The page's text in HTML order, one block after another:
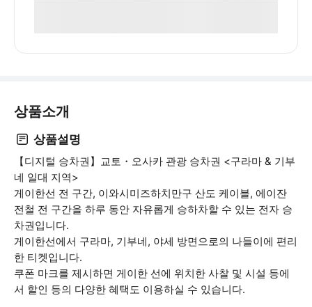
상품소개
상품설명
【디지털 승차권】교토・오사카 관광 승차권 <구라마 & 기부
네 일대 지역>
게이한선 전 구간, 이와시미즈하치만구 산도 케이블, 에이잔
전철 전 구간을 하루 동안 자유롭게 승하차할 수 있는 전자 승
차권입니다.
게이한선에서 구라마, 기부네, 야세 방면으로의 나들이에 편리
한 티켓입니다.
쿠폰 마크를 제시하면 게이한 선에 위치한 사찰 및 시설 등에
서 할인 등의 다양한 혜택도 이용하실 수 있습니다.